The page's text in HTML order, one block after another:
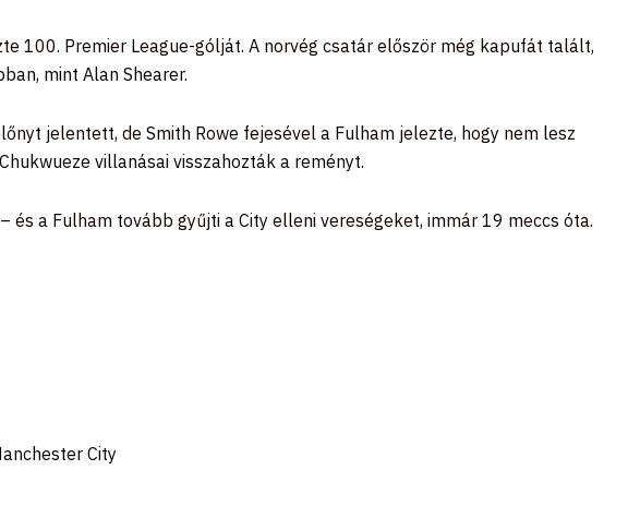
100. Premier League-gólját. A norvég csatár először még kapufát talált,
mint Alan Shearer.
jelentett, de Smith Rowe fejesével a Fulham jelezte, hogy nem lesz
villanásai visszahozták a reményt.
a Fulham tovább gyűjti a City elleni vereségeket, immár 19 meccs óta.
City